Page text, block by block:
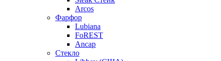
Arcos
Фарфор
Lubiana
FoREST
Ancap
Стекло